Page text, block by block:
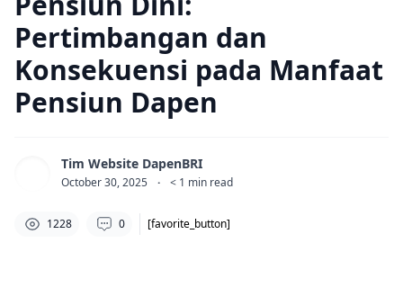
Pertimbangan dan
Konsekuensi pada Manfaat
Pensiun Dapen
Tim Website DapenBRI
October 30, 2025 · < 1 min read
1228 0 [favorite_button]